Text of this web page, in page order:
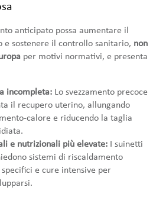
anticipato possa aumentare il
e sostenere il controllo sanitario, non
per motivi normativi, e presenta
incompleta: Lo svezzamento precoce
il recupero uterino, allungando
calore e riducendo la taglia
e nutrizionali più elevate: I suinetti
sistemi di riscaldamento
e cure intensive per